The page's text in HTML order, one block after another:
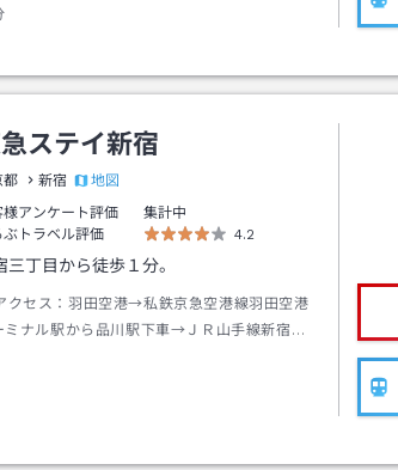
ステイ新宿
都 新宿
地図
様アンケート評価
集計中
ぶトラベル評価
4.2
三丁目から徒歩１分。
クセス： 羽田空港→私鉄京急空港線羽田空港
ミナル駅から品川駅下車→ＪＲ山手線新宿駅